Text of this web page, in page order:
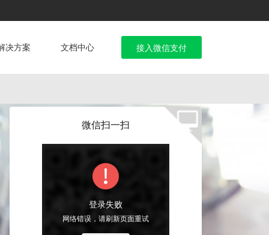
决方案 文档中心 接入微信支付
微信扫一扫
登录失败
网络错误，请刷新页面重试